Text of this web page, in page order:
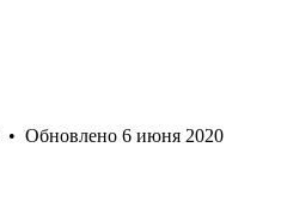
• Обновлено 6 июня 2020